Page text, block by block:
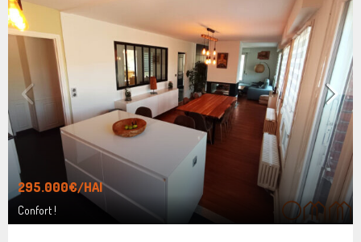
295.000€/HAI
Confort !